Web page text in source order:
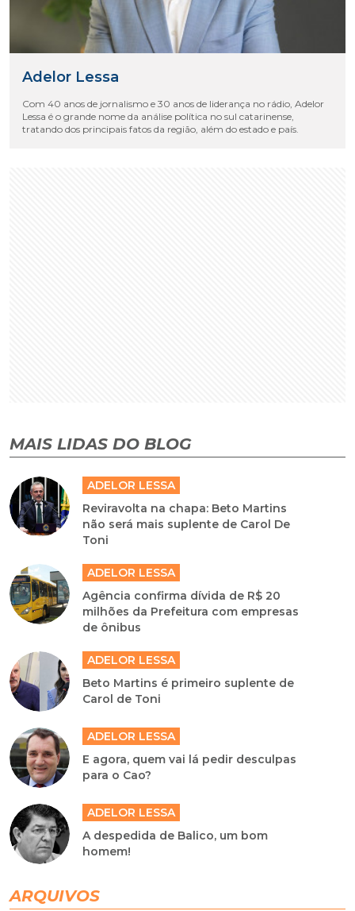
Adelor Lessa
Com 40 anos de jornalismo e 30 anos de liderança no rádio, Adelor
Lessa é o grande nome da análise política no sul catarinense,
tratando dos principais fatos da região, além do estado e país.
MAIS LIDAS DO BLOG
ADELOR LESSA
Reviravolta na chapa: Beto Martins
não será mais suplente de Carol De
Toni
ADELOR LESSA
Agência confirma dívida de R$ 20
milhões da Prefeitura com empresas
de ônibus
ADELOR LESSA
Beto Martins é primeiro suplente de
Carol de Toni
ADELOR LESSA
E agora, quem vai lá pedir desculpas
para o Cao?
ADELOR LESSA
A despedida de Balico, um bom
homem!
ARQUIVOS